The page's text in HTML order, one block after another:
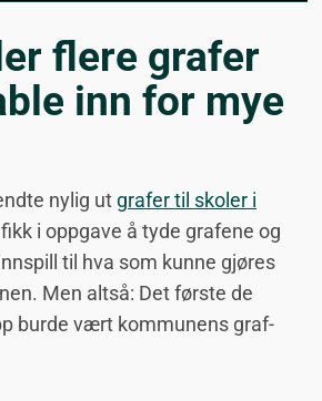
flere grafer
inn for mye
nylig ut grafer til skoler i
i oppgave å tyde grafene og
til hva som kunne gjøres
Men altså: Det første de
burde vært kommunens graf-